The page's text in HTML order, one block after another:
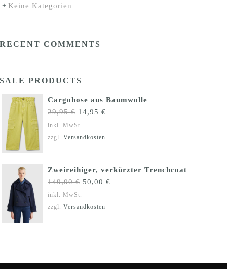
Keine Kategorien
RECENT COMMENTS
SALE PRODUCTS
Cargohose aus Baumwolle
29,95€ Ursprünglicher
Preis
war:
14,95 €
inkl. MwSt.
zzgl. Versandkosten
Zweireihiger, verkürzter Trenchcoat
149,00€ Ursprünglicher
war:
50,00 €
inkl. MwSt.
zzgl. Versandkosten